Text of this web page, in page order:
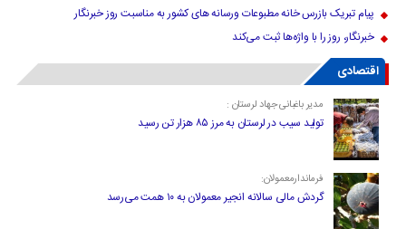
پیام تبریک بازرس خانه مطبوعات ورسانه های کشور به مناسبت روز خبرنگار
خبرنگار، روز را با واژه‌ها ثبت می‌کند
اقتصادی
مدیر باغبانی جهاد لرستان :
تولید سیب در لرستان به مرز ۸۵ هزار تن رسید
فرماندارمعمولان:
گردش مالی سالانه انجیر معمولان به ۱۰ همت می‌رسد